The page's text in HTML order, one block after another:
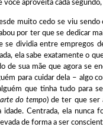
você aproveita cada
muito cedo se viu sendo
por ter que se dedicar
se dividia entre empregos
ela sabe exatamente o
de sua mãe que agora se
para cuidar dela – algo
que tinha tudo para
do tempo) de ter que ser
idade. Centrada, ela nunca
de forma a ser